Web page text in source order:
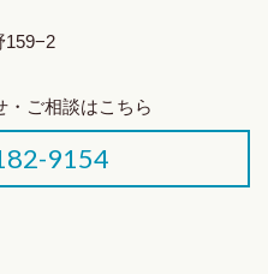
159−2
・ご相談はこちら
9154